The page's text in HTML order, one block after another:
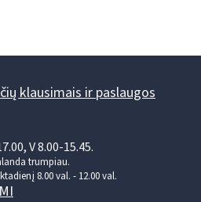
klausimais ir paslaugos
V 8.00-15.45.
trumpiau.
8.00 val. - 12.00 val.